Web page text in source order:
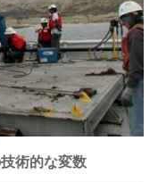
技術的な変数